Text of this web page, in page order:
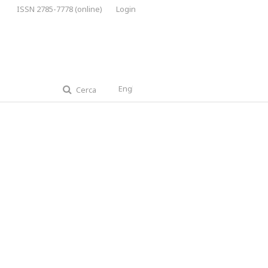
Cerca
ISSN 2785-7778 (online) Login
English